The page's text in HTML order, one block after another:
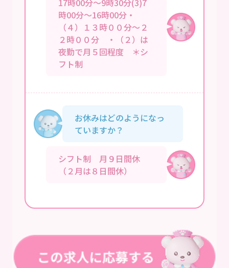
17時00分～9時30分(3)7
時00分～16時00分・
（４）１３時００分～２
２時００分 ・（２）は
夜勤で月５回程度 ＊シ
フト制
お休みはどのようになっ
ていますか？
シフト制 月９日間休
（２月は８日間休）